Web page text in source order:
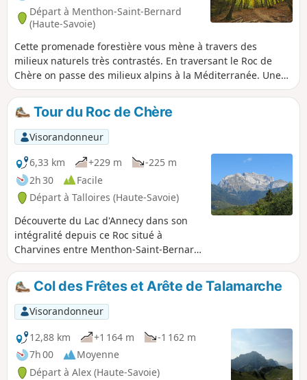
Départ à Menthon-Saint-Bernard
(Haute-Savoie)
Cette promenade forestière vous mène à travers des
milieux naturels très contrastés. En traversant le Roc de
Chère on passe des milieux alpins à la Méditerranée. Une
faune et flore d'affinités opposées trouvent ainsi refuge sur
cet éperon rocheux qui surplombe le Lac d'Annecy.
Tour du Roc de Chère
Visorandonneur
6,33 km
+229 m
-225 m
2h 30
Facile
Départ à Talloires (Haute-Savoie)
Découverte du Lac d'Annecy dans son
intégralité depuis ce Roc situé à
Charvines entre Menthon-Saint-Bernard
et Talloires et qui abrite un magnifique
golf. Col des Frêtes et Arête de Talamarche
Visorandonneur
12,88 km
+1 164 m
-1 162 m
7h 00
Moyenne
Départ à Alex (Haute-Savoie)